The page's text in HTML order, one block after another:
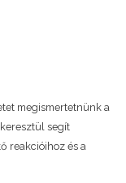
megismertetnünk a
segít
reakcióihoz és a